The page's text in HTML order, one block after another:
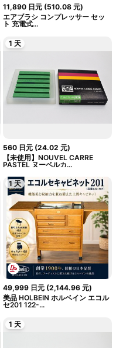
11,890 日元 (510.08 元)
エアブラシ コンプレッサー セッ
ト 充電式...
1 天
560 日元 (24.02 元)
【未使用】NOUVEL CARRE
PASTEL ヌーベルカ...
1 天
49,999 日元 (2,144.96 元)
美品 HOLBEIN ホルベイン エコル
セ201 122-...
1 天